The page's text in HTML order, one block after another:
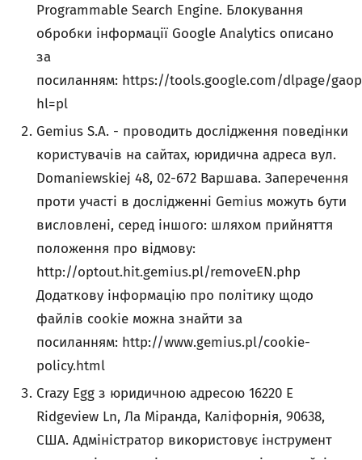
Programmable Search Engine. Блокування
обробки інформації Google Analytics описано
за
посиланням: https://tools.google.com/dlpage/
hl=pl
Gemius S.A. - проводить дослідження поведінки
користувачів на сайтах, юридична адреса вул.
Domaniewskiej 48, 02-672 Варшава. Заперечення
проти участі в дослідженні Gemius можуть бути
висловлені, серед іншого: шляхом прийняття
положення про відмову:
http://optout.hit.gemius.pl/removeEN.php
Додаткову інформацію про політику щодо
файлів cookie можна знайти за
посиланням: http://www.gemius.pl/cookie-
policy.html
Crazy Egg з юридичною адресою 16220 E
Ridgeview Ln, Ла Міранда, Каліфорнія, 90638,
США. Адміністратор використовує інструмент